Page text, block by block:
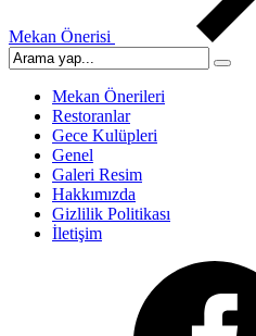
Mekan Önerisi
Mekan Önerileri
Restoranlar
Gece Kulüpleri
Genel
Galeri Resim
Hakkımızda
Gizlilik Politikası
İletişim